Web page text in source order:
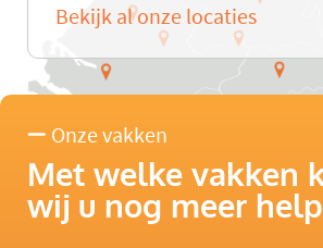
Bekijk al onze locaties
Onze vakken
Met welke vakken
wij u nog meer